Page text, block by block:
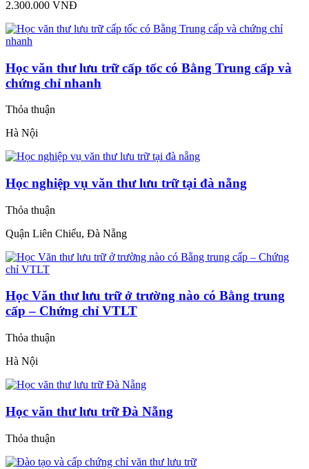
2.300.000 VNĐ
Học văn thư lưu trữ cấp tốc có Bằng Trung cấp và
chứng chỉ nhanh
Thỏa thuận
Hà Nội
Học nghiệp vụ văn thư lưu trữ tại đà nẵng
Thỏa thuận
Quận Liên Chiểu, Đà Nẵng
Học Văn thư lưu trữ ở trường nào có Bằng trung
cấp – Chứng chỉ VTLT
Thỏa thuận
Hà Nội
Học văn thư lưu trữ Đà Nẵng
Thỏa thuận